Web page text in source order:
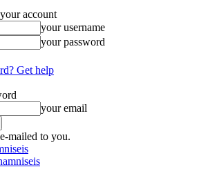
account
your username
your password
Get help
your email
mailed to you.